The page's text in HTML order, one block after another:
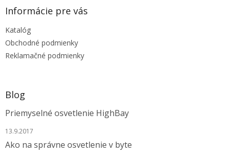
Informácie pre vás
Katalóg
Obchodné podmienky
Reklamačné podmienky
Blog
Priemyselné osvetlenie HighBay
13.9.2017
Ako na správne osvetlenie v byte